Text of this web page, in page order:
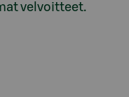
velvoitteet.